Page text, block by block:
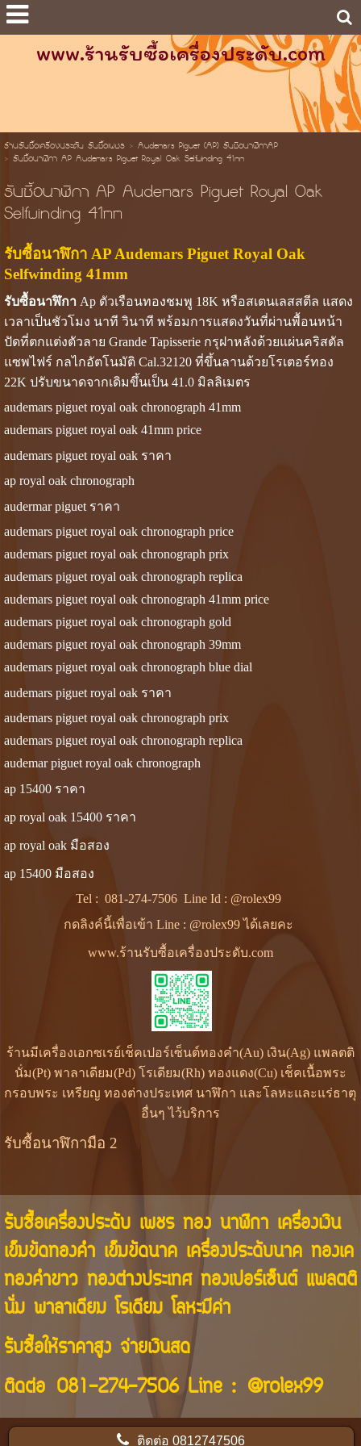
www.ร้านรับซื้อเครื่องประดับ.com
ร้านรับซื้อเครื่องประดับ รับซื้อเพชร> Audemars Piguet (AP) รับซือนาฬิกาAP
> รับซื้อนาฬิกา AP Audemars Piguet Royal Oak Selfwinding 41mm
รับซื้อนาฬิกา AP Audemars Piguet Royal Oak
Selfwinding 41mm
รับซื้อนาฬิกา AP Audemars Piguet Royal Oak
Selfwinding 41mm
รับซื้อนาฬิกาAp ตัวเรือนทองชมพู 18K หรือสเตนเลสสตีล แสดง
เวลาเป็นชัวโมง นาที วินาที พร้อมการแสดงวันที่ผ่านพื้อนหน้า
ปัดที่ตกแต่งตัวลาย Grande Tapisserie กรุฝาหลังด้วยแผ่นคริสตัล
แซพไฟร์ กลไกอัตโนมัติ Cal.32120 ที่ขึ้นลานด้วยโรเตอร์ทอง
22K ปรับขนาดจากเดิมขึ้นเป็น 41.0 มิลลิเมตร
audemars piguet royal oak chronograph 41mm
audemars piguet royal oak 41mm price
audemars piguet royal oak ราคา
ap royal oak chronograph
audermar piguet ราคา
audemars piguet royal oak chronograph price
audemars piguet royal oak chronograph prix
audemars piguet royal oak chronograph replica
audemars piguet royal oak chronograph 41mm price
audemars piguet royal oak chronograph gold
audemars piguet royal oak chronograph 39mm
audemars piguet royal oak chronograph blue dial
audemars piguet royal oak ราคา
audemars piguet royal oak chronograph prix
audemars piguet royal oak chronograph replica
audemar piguet royal oak chronograph
ap 15400 ราคา
ap royal oak 15400 ราคา
ap royal oak มือสอง
ap 15400 มือสอง
Tel :081-274-7506 Line Id : @rolex99
กดลิงค์นี้เพื่อเข้า Line : @rolex99 ได้เลยคะ
www.ร้านรับซื้อเครื่องประดับ.com
ร้านมีเครื่องเอกซเรย์เช็คเปอร์เซ็นต์ทองคำ(Au) เงิน(Ag) แพลตติ
นั่ม(Pt) พาลาเดียม(Pd) โรเดียม(Rh) ทองแดง(Cu) เช็คเนื้อพระ
กรอบพระ เหรียญ ทองต่างประเทศ นาฬิกา และโลหะและแร่ธาตุ
อื่นๆ ไว้บริการ
รับซื้อนาฬิกามือ 2
รับซื้อเครื่องประดับ เพชร ทอง นาฬิกา เครื่องเงิน
เข็มขัดทองคำ เข็มขัดนาค เครื่องประดับนาค ทองเค
ทองคำขาว ทองต่างประเทศ ทองเปอร์เซ็นต์ แพลตติ
นั่ม พาลาเดียม โรเดียม โลหะมีค่า
รับซื้อให้ราคาสูง จ่ายเงินสด
ติดต่อ 081-274-7506Line : @rolex99
ติดต่อ0812747506